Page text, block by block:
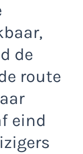
de
route
eind